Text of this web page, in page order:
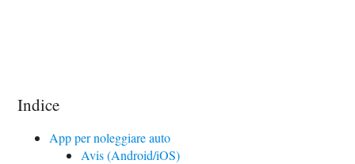
Indice
App per noleggiare auto
Avis (Android/iOS)